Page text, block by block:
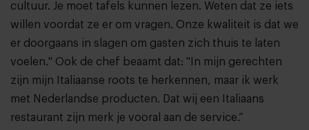
cultuur. Je moet tafels kunnen lezen. Weten dat ze iets
willen voordat ze er om vragen. Onze kwaliteit is dat we
er doorgaans in slagen om gasten zich thuis te laten
voelen." Ook de chef beaamt dat: "In mijn gerechten
zijn mijn Italiaanse roots te herkennen, maar ik werk
met Nederlandse producten. Dat wij een Italiaans
restaurant zijn merk je vooral aan de service.”